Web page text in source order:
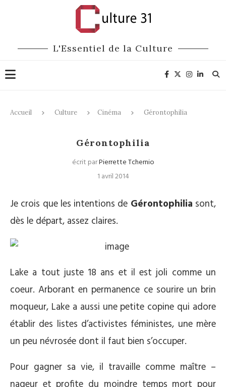
L'Essentiel de la Culture
Accueil Culture Cinéma Gérontophilia
Gérontophilia
écrit parPierrette Tchernio
1 avril 2014
Je crois que les intentions de Gérontophilia sont,
dès le départ, assez claires.
Lake a tout juste 18 ans et il est joli comme un
coeur. Arborant en permanence ce sourire un brin
moqueur, Lake a aussi une petite copine qui adore
établir des listes d’activistes féministes, une mère
un peu névrosée dont il faut bien s’occuper.
Pour gagner sa vie, il travaille comme maître –